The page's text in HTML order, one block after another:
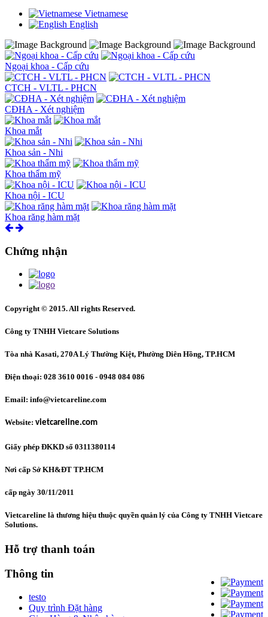
Vietnamese
English
Ngoại khoa - Cấp cứu
CTCH - VLTL - PHCN
CĐHA - Xét nghiệm
Khoa mắt
Khoa sản - Nhi
Khoa thẩm mỹ
Khoa nội - ICU
Khoa răng hàm mặt
Chứng nhận
Copyright © 2015. All rights Reserved.
Công ty TNHH Vietcare Solutions
Tòa nhà Kasati, 270A Lý Thường Kiệt, Phường Diên Hồng, TP.HCM
Điện thoại: 028 3610 0016 - 0948 084 086
Email: info@vietcareline.com
Website: vietcareline.com
Giấy phép ĐKKD số 0311380114
Nơi cấp Sở KH&ĐT TP.HCM
cấp ngày 30/11/2011
Vietcareline là thương hiệu thuộc quyền quản lý của Công ty TNHH Vietcare
Solutions.
Hỗ trợ thanh toán
Thông tin
testo
Quy trình Đặt hàng